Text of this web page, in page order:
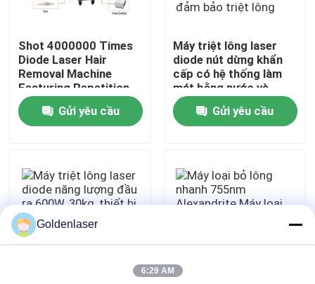
Hướng dẫn VR
Về chúng tôi
Tham quan nhà máy
Liên hệ chúng tôi
Tin tức
Shot 4000000 Times
Diode Laser Hair
Removal Machine
Featuring Repetition
Rate 0.5 đến 10Hz và
ABS Stainless Steel
Housing
Gửi yêu cầu
Máy triệt lông laser
diode nút dừng khẩn
cấp có hệ thống làm
mát bằng nước và
không khí bán dẫn đảm
bảo triệt lông
Gửi yêu cầu
Goldenlaser
6:29 AM